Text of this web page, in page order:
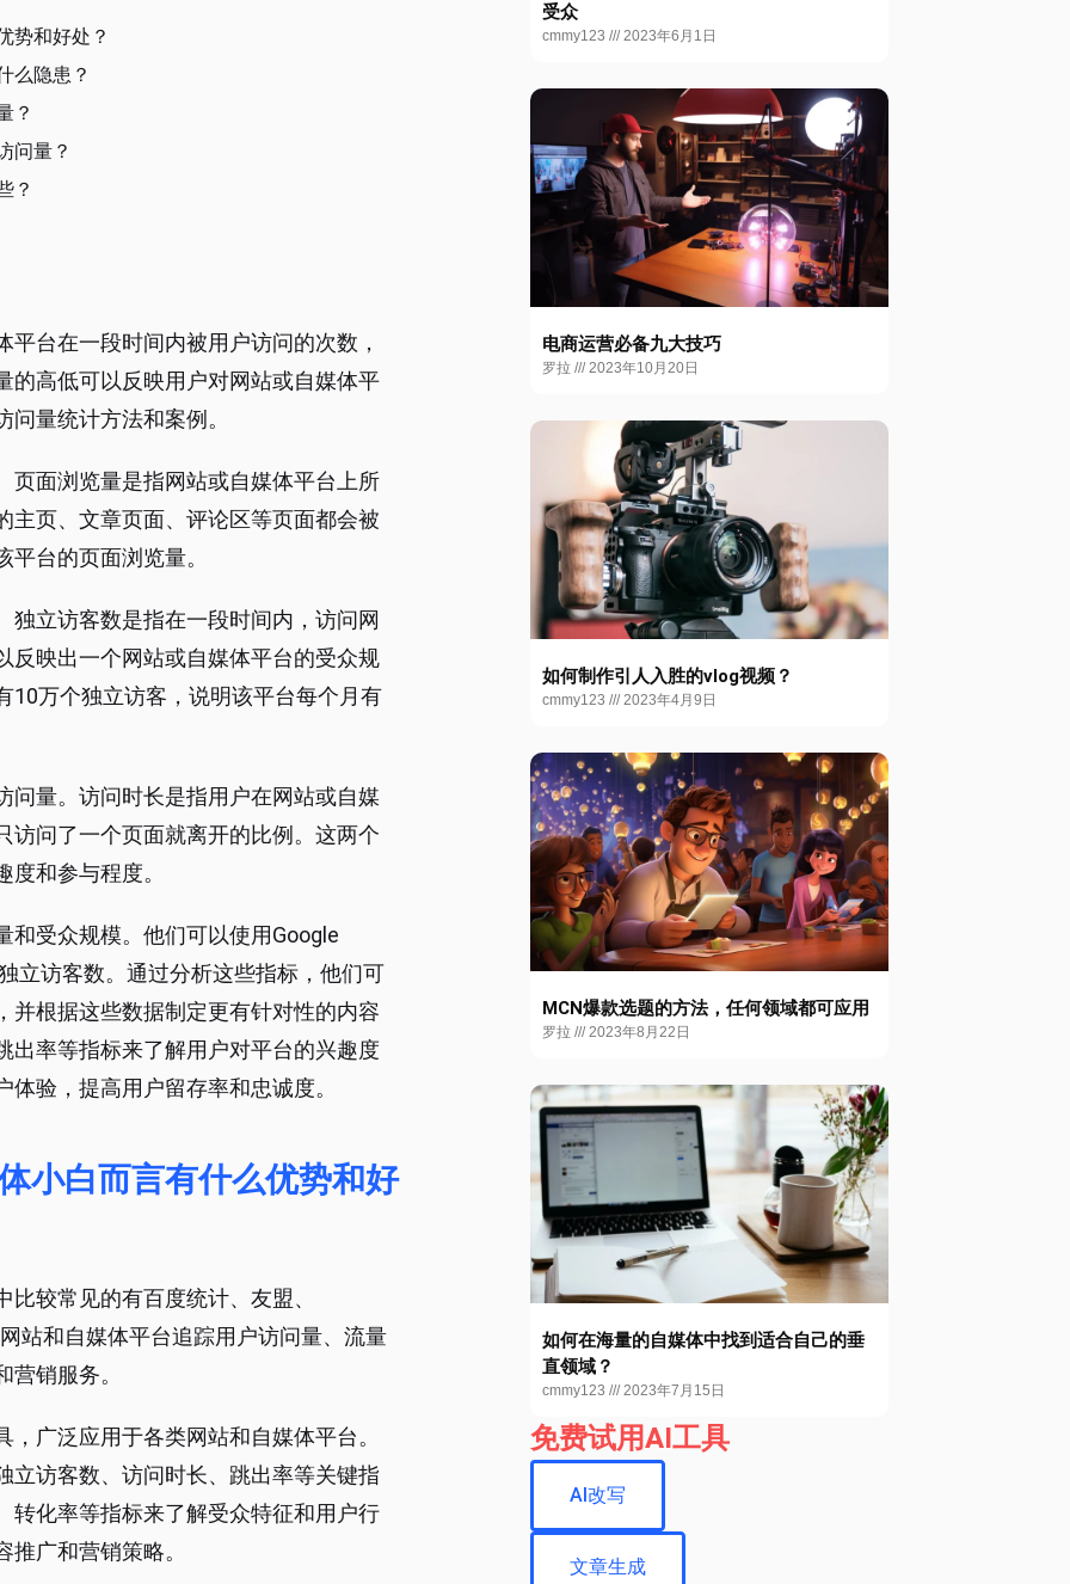
势和好处？
么隐患？
？
问量？
？
台在一段时间内被用户访问的次数，
的高低可以反映用户对网站或自媒体平
量统计方法和案例。
页面浏览量是指网站或自媒体平台上所
主页、文章页面、评论区等页面都会被
台的页面浏览量。
立访客数是指在一段时间内，访问网
反映出一个网站或自媒体平台的受众规
10万个独立访客，说明该平台每个月有
问量。访问时长是指用户在网站或自媒
访问了一个页面就离开的比例。这两个
和参与程度。
和受众规模。他们可以使用Google
立访客数。通过分析这些指标，他们可
并根据这些数据制定更有针对性的内容
出率等指标来了解用户对平台的兴趣度
验，提高用户留存率和忠诚度。
小白而言有什么优势和好
较常见的有百度统计、友盟、
站和自媒体平台追踪用户访问量、流量
销服务。
广泛应用于各类网站和自媒体平台。
立访客数、访问时长、跳出率等关键指
转化率等指标来了解受众特征和用户行
广和营销策略。
受众
cmmy123 2023年6月1日
电商运营必备九大技巧
罗拉 2023年10月20日
如何制作引人入胜的vlog视频？
cmmy123 2023年4月9日
MCN爆款选题的方法，任何领域都可应用
罗拉 2023年8月22日
如何在海量的自媒体中找到适合自己的垂
直领域？
cmmy123 2023年7月15日
免费试用AI工具
AI改写
文章生成